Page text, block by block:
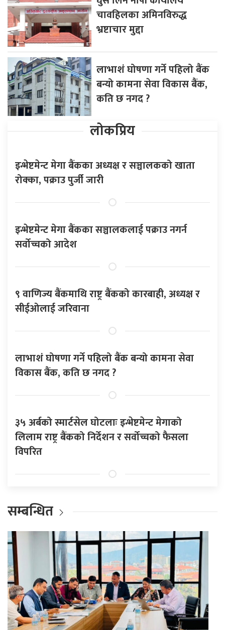
चावहिलका अमिनविरुद्ध
भ्रष्टाचार मुद्दा
लाभाशं घोषणा गर्ने पहिलो बैंक
बन्यो कामना सेवा विकास बैंक,
कति छ नगद ?
लोकप्रिय
इन्भेष्टमेन्ट मेगा बैंकका अध्यक्ष र सञ्चालकको खाता
रोक्का, पक्राउ पुर्जी जारी
इन्भेष्टमेन्ट मेगा बैंकका सञ्चालकलाई पक्राउ नगर्न
सर्वोच्चको आदेश
९ वाणिज्य बैंकमाथि राष्ट्र बैंकको कारबाही, अध्यक्ष र
सीईओलाई जरिवाना
लाभाशं घोषणा गर्ने पहिलो बैंक बन्यो कामना सेवा
विकास बैंक, कति छ नगद ?
३५ अर्बको स्मार्टसेल घोटलाः इन्भेष्टमेन्ट मेगाको
लिलाम राष्ट्र बैंकको निर्देशन र सर्वोच्चको फैसला
विपरित
सम्बन्धित